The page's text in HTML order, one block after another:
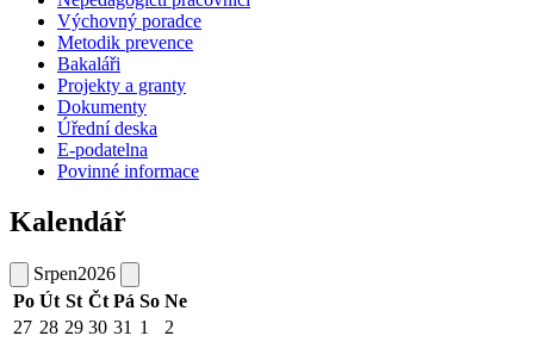
Výchovný poradce
Metodik prevence
Bakaláři
Projekty a granty
Dokumenty
Úřední deska
E-podatelna
Povinné informace
Kalendář
Srpen2026
Po Út St Čt Pá So Ne
27 28 29 30 31 1
2